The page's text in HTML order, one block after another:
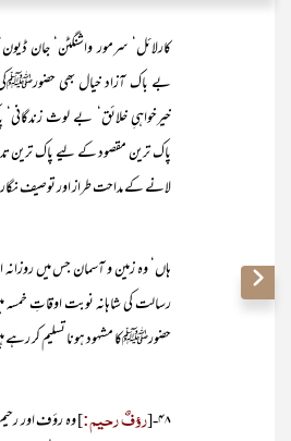
کارلائل‘ سرمور واشنگٹن‘ جان
بے باک آزاد خیال بھی
خیرخواہیِ خلائق‘ بے لوث
پاک ترین مقصود کے لیے پاک ترین
لانے کے مداحت طراز اور توصیف
ہاں‘ وہ زمین و آسمان جس میں
رسالت کی شاہانہ نوبت اوقاتِ خمسہ
حضورﷺکا مشہود ہونا تسلیم کر رہے
۴۸-[ رؤفٌ رحیم:] وہ رؤف اور